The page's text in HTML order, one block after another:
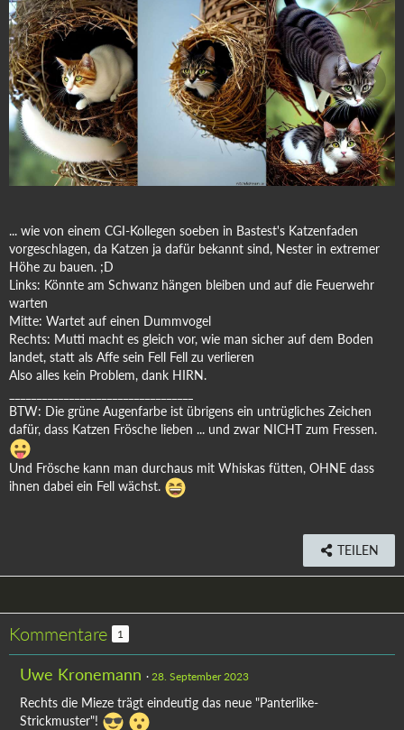
... wie von einem CGI-Kollegen soeben in Bastest's Katzenfaden
vorgeschlagen, da Katzen ja dafür bekannt sind, Nester in extremer
Höhe zu bauen. ;D
Links: Könnte am Schwanz hängen bleiben und auf die Feuerwehr
warten
Mitte: Wartet auf einen Dummvogel
Rechts: Mutti macht es gleich vor, wie man sicher auf dem Boden
landet, statt als Affe sein Fell Fell zu verlieren
Also alles kein Problem, dank HIRN.
BTW: Die grüne Augenfarbe ist übrigens ein untrügliches Zeichen
dafür, dass Katzen Frösche lieben ... und zwar NICHT zum Fressen.
Und Frösche kann man durchaus mit Whiskas fütten, OHNE dass
ihnen dabei ein Fell wächst.
TEILEN
Kommentare 1
Uwe Kronemann 28. September 2023
Rechts die Mieze trägt eindeutig das neue "Panterlike-
Strickmuster"!